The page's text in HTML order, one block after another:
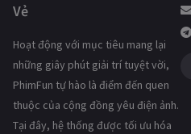
Vẻ
Hoạt động với mục tiêu mang lại
những giây phút giải trí tuyệt vời,
PhimFun tự hào là điểm đến quen
thuộc của cộng đồng yêu điện ảnh.
Tại đây, hệ thống được tối ưu hóa